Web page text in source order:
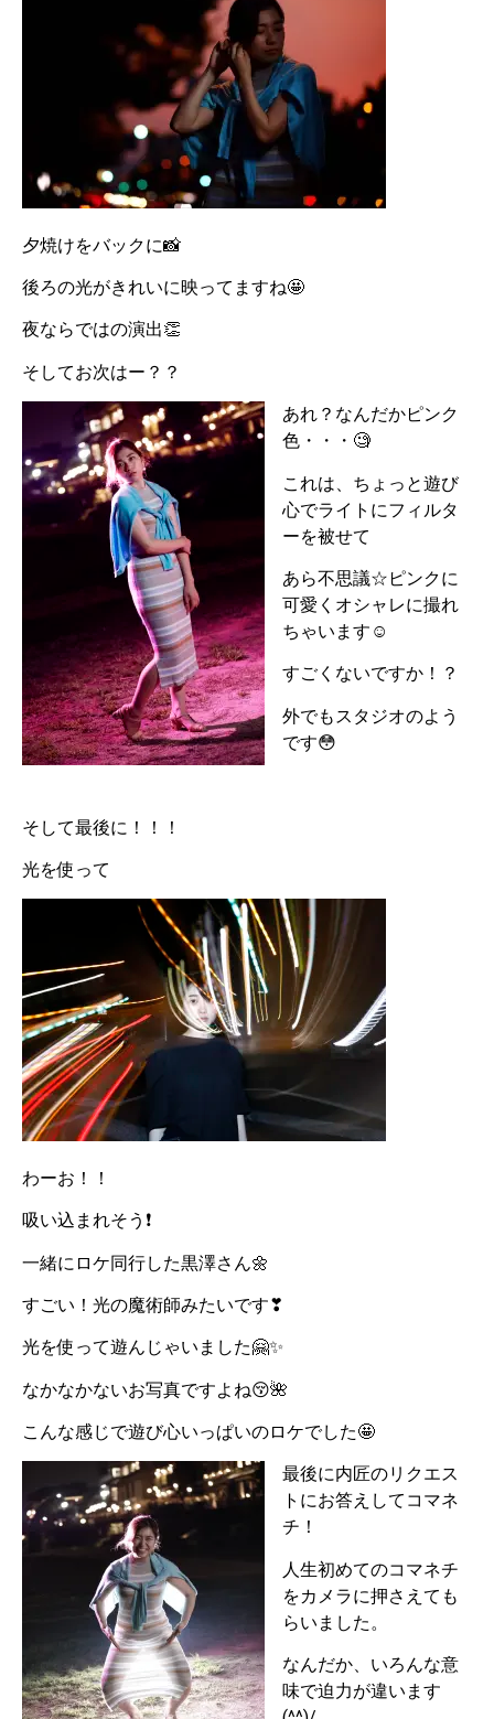
夕焼けをバックに📸
後ろの光がきれいに映ってますね🤩
夜ならではの演出👏
そしてお次はー？？
あれ？なんだかピンク
色・・・🧐
これは、ちょっと遊び
心でライトにフィルタ
ーを被せて
あら不思議☆ピンクに
可愛くオシャレに撮れ
ちゃいます☺
すごくないですか！？
外でもスタジオのよう
です😳
そして最後に！！！
光を使って
わーお！！
吸い込まれそう❗
一緒にロケ同行した黒澤さん🌼
すごい！光の魔術師みたいです❣
光を使って遊んじゃいました🤗✨
なかなかないお写真ですよね😚🌺
こんな感じで遊び心いっぱいのロケでした🤩
最後に内匠のリクエス
トにお答えしてコマネ
チ！
人生初めてのコマネチ
をカメラに押さえても
らいました。
なんだか、いろんな意
味で迫力が違います